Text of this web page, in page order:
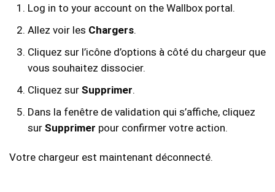
Log in to your account on the Wallbox portal.
Allez voir les Chargers.
Cliquez sur l’icône d’options à côté du chargeur que
vous souhaitez dissocier.
Cliquez surSupprimer.
Dans la fenêtre de validation qui s’affiche, cliquez
surSupprimer pour confirmer votre action.
Votre chargeur est maintenant déconnecté.